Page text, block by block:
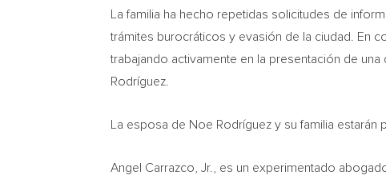
La familia ha hecho repetidas solicitudes de
trámites burocráticos y evasión de la ciudad. En
trabajando activamente en la presentación de
Rodríguez.
La esposa de Noe Rodríguez y su familia
Angel Carrazco, Jr., es un experimentado